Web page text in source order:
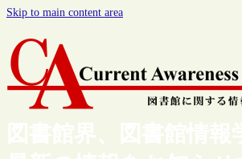
Skip to main content area
図書館界、図書館情報